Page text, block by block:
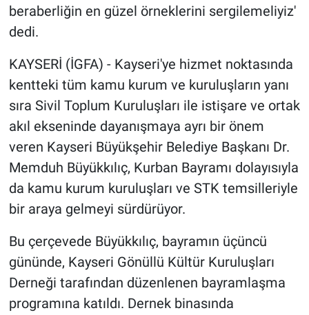
beraberliğin en güzel örneklerini sergilemeliyiz'
dedi.
KAYSERİ (İGFA) - Kayseri'ye hizmet noktasında
kentteki tüm kamu kurum ve kuruluşların yanı
sıra Sivil Toplum Kuruluşları ile istişare ve ortak
akıl ekseninde dayanışmaya ayrı bir önem
veren Kayseri Büyükşehir Belediye Başkanı Dr.
Memduh Büyükkılıç, Kurban Bayramı dolayısıyla
da kamu kurum kuruluşları ve STK temsilleriyle
bir araya gelmeyi sürdürüyor.
Bu çerçevede Büyükkılıç, bayramın üçüncü
gününde, Kayseri Gönüllü Kültür Kuruluşları
Derneği tarafından düzenlenen bayramlaşma
programına katıldı. Dernek binasında